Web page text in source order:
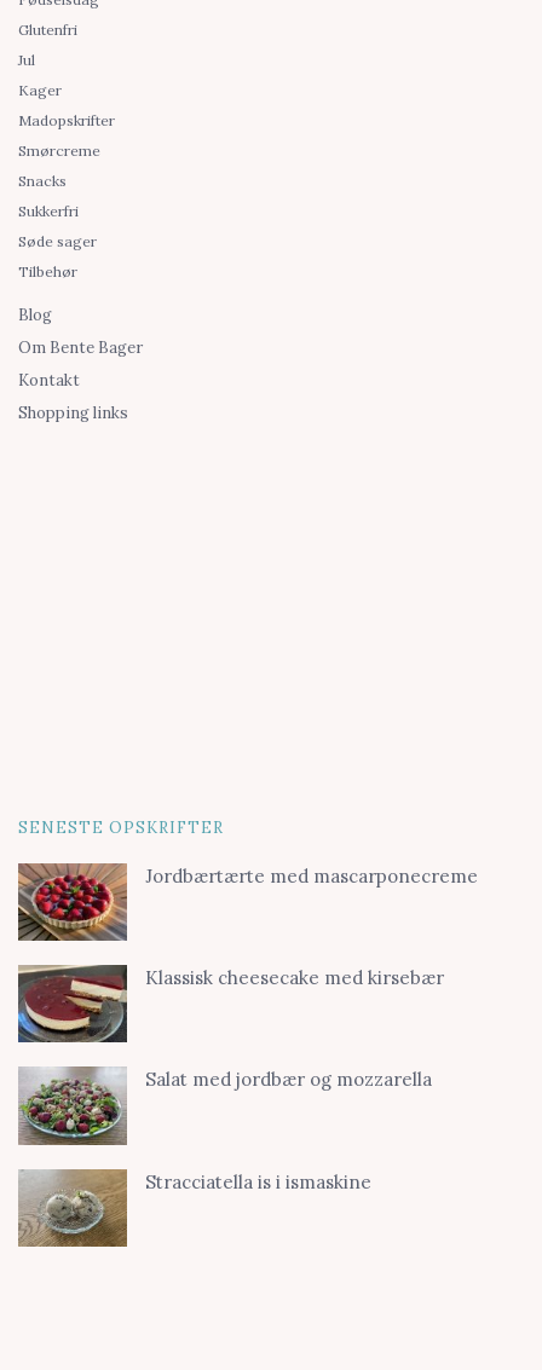
Glutenfri
Jul
Kager
Madopskrifter
Smørcreme
Snacks
Sukkerfri
Søde sager
Tilbehør
Blog
Om Bente Bager
Kontakt
Shopping links
SENESTE OPSKRIFTER
Jordbærtærte med mascarponecreme
Klassisk cheesecake med kirsebær
Salat med jordbær og mozzarella
Stracciatella is i ismaskine